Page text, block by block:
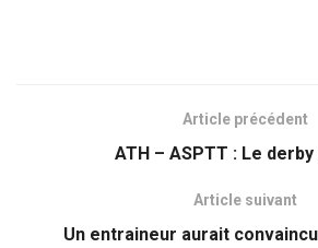
Article précédent
ATH – ASPTT : Le
Article suivant
Un entraineur aurait